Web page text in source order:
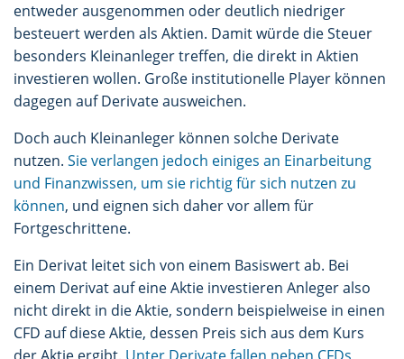
entweder ausgenommen oder deutlich niedriger
besteuert werden als Aktien. Damit würde die Steuer
besonders Kleinanleger treffen, die direkt in Aktien
investieren wollen. Große institutionelle Player können
dagegen auf Derivate ausweichen.
Doch auch Kleinanleger können solche Derivate
nutzen. Sie verlangen jedoch einiges an Einarbeitung
und Finanzwissen, um sie richtig für sich nutzen zu
können, und eignen sich daher vor allem für
Fortgeschrittene.
Ein Derivat leitet sich von einem Basiswert ab. Bei
einem Derivat auf eine Aktie investieren Anleger also
nicht direkt in die Aktie, sondern beispielweise in einen
CFD auf diese Aktie, dessen Preis sich aus dem Kurs